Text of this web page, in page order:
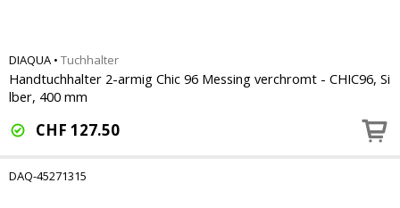
DIAQUA • Tuchhalter
Handtuchhalter 2-armig Chic 96 Messing verchromt - CHIC96, Si
lber, 400 mm
CHF 127.50
DAQ-45271315